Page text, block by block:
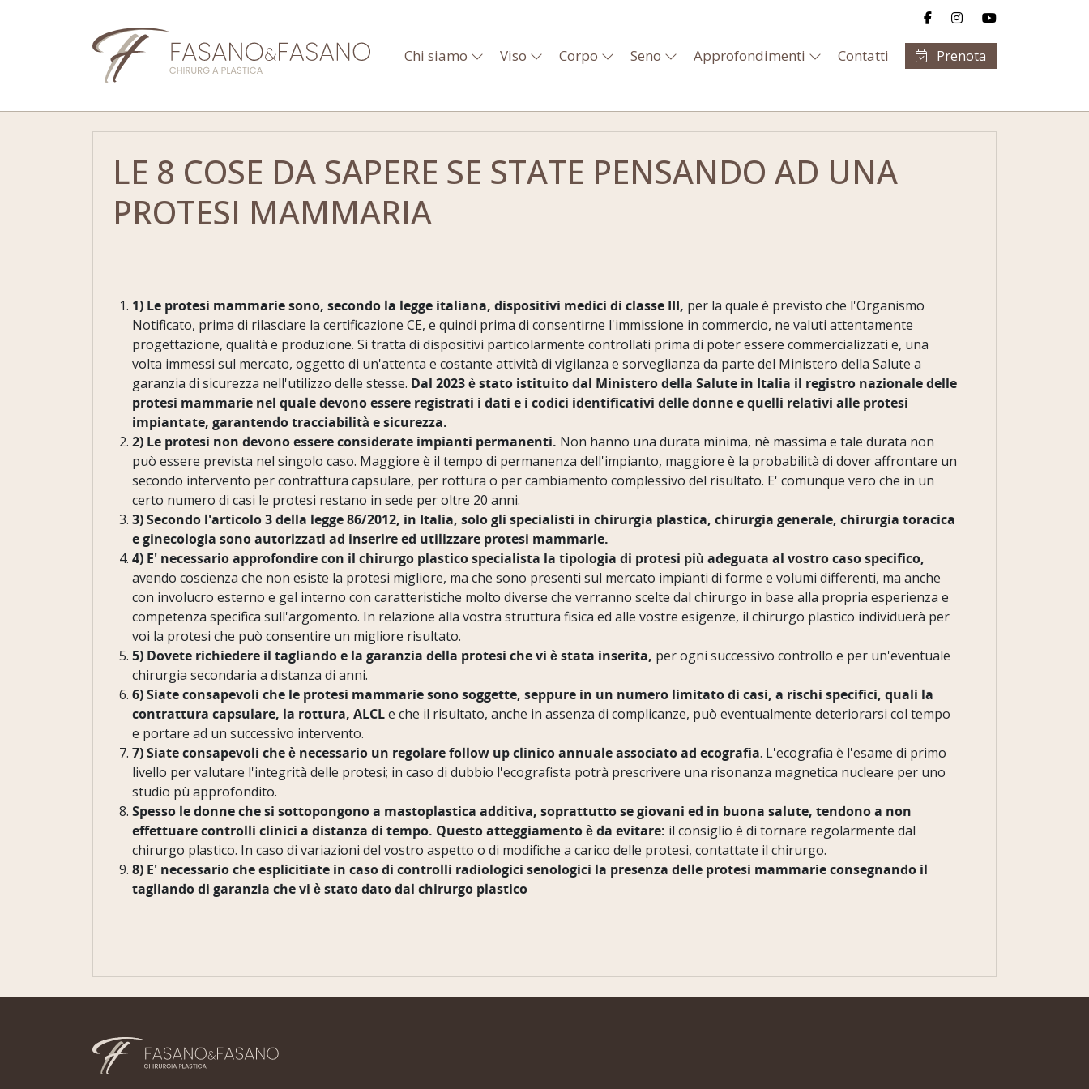
Chi siamo Viso Corpo Seno Approfondimenti Contatti Prenota
LE 8 COSE DA SAPERE SE STATE PENSANDO AD UNA
PROTESI MAMMARIA
1) Le protesi mammarie sono, secondo la legge italiana, dispositivi medici di classe III, per la quale è previsto che l'Organismo
Notificato, prima di rilasciare la certificazione CE, e quindi prima di consentirne l'immissione in commercio, ne valuti attentamente
progettazione, qualità e produzione. Si tratta di dispositivi particolarmente controllati prima di poter essere commercializzati e, una
volta immessi sul mercato, oggetto di un'attenta e costante attività di vigilanza e sorveglianza da parte del Ministero della Salute a
garanzia di sicurezza nell'utilizzo delle stesse. Dal 2023 è stato istituito dal Ministero della Salute in Italia il registro nazionale delle
protesi mammarie nel quale devono essere registrati i dati e i codici identificativi delle donne e quelli relativi alle protesi
impiantate, garantendo tracciabilità e sicurezza.
2) Le protesi non devono essere considerate impianti permanenti. Non hanno una durata minima, nè massima e tale durata non
può essere prevista nel singolo caso. Maggiore è il tempo di permanenza dell'impianto, maggiore è la probabilità di dover affrontare un
secondo intervento per contrattura capsulare, per rottura o per cambiamento complessivo del risultato. E' comunque vero che in un
certo numero di casi le protesi restano in sede per oltre 20 anni.
3) Secondo l'articolo 3 della legge 86/2012, in Italia, solo gli specialisti in chirurgia plastica, chirurgia generale, chirurgia toracica
e ginecologia sono autorizzati ad inserire ed utilizzare protesi mammarie.
4) E' necessario approfondire con il chirurgo plastico specialista la tipologia di protesi più adeguata al vostro caso specifico,
avendo coscienza che non esiste la protesi migliore, ma che sono presenti sul mercato impianti di forme e volumi differenti, ma anche
con involucro esterno e gel interno con caratteristiche molto diverse che verranno scelte dal chirurgo in base alla propria esperienza e
competenza specifica sull'argomento. In relazione alla vostra struttura fisica ed alle vostre esigenze, il chirurgo plastico individuerà per
voi la protesi che può consentire un migliore risultato.
5) Dovete richiedere il tagliando e la garanzia della protesi che vi è stata inserita, per ogni successivo controllo e per un'eventuale
chirurgia secondaria a distanza di anni.
6) Siate consapevoli che le protesi mammarie sono soggette, seppure in un numero limitato di casi, a rischi specifici, quali la
contrattura capsulare, la rottura, ALCLe che il risultato, anche in assenza di complicanze, può eventualmente deteriorarsi col tempo
e portare ad un successivo intervento.
7) Siate consapevoli che è necessario un regolare follow up clinico annuale associato ad ecografia. L'ecografia è l'esame di primo
livello per valutare l'integrità delle protesi; in caso di dubbio l'ecografista potrà prescrivere una risonanza magnetica nucleare per uno
studio pù approfondito.
Spesso le donne che si sottopongono a mastoplastica additiva, soprattutto se giovani ed in buona salute, tendono a non
effettuare controlli clinici a distanza di tempo. Questo atteggiamento è da evitare: il consiglio è di tornare regolarmente dal
chirurgo plastico. In caso di variazioni del vostro aspetto o di modifiche a carico delle protesi, contattate il chirurgo.
8) E' necessario che esplicitiate in caso di controlli radiologici senologici la presenza delle protesi mammarie consegnando il
tagliando di garanzia che vi è stato dato dal chirurgo plastico